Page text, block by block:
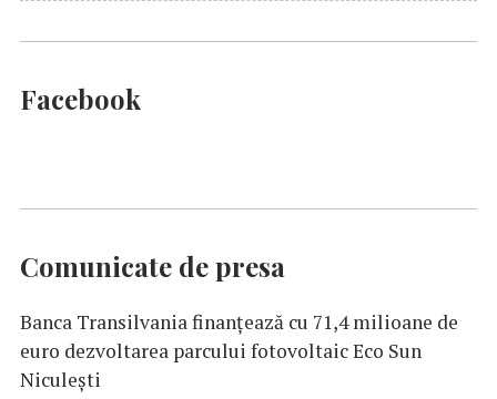
Facebook
Comunicate de presa
Banca Transilvania finanțează cu 71,4 milioane de
euro dezvoltarea parcului fotovoltaic Eco Sun
Niculești